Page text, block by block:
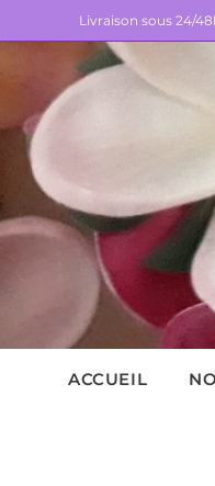
Livraison sous 24/
ACCUEIL